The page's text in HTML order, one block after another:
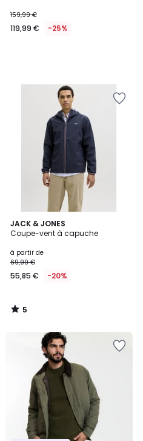
159,99 €
119,99 € -25%
JACK & JONES
Coupe-vent à capuche
à partir de
69,99 €
55,85 € -20%
5
/
5
/